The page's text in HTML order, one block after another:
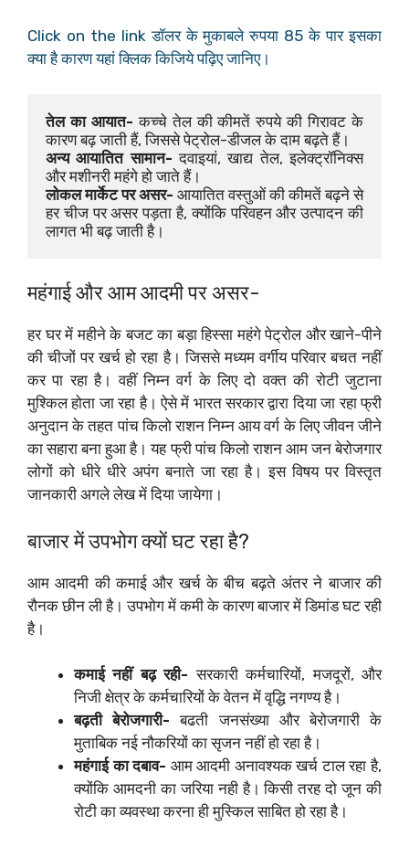
Click on the link डाॅलर के मुकाबले रुपया 85 के पार इसका
क्या है कारण यहां क्लिक किजिये पढ़िए जानिए।
तेल का आयात- कच्चे तेल की कीमतें रुपये की गिरावट के
कारण बढ़ जाती हैं, जिससे पेट्रोल-डीजल के दाम बढ़ते हैं।
अन्य आयातित सामान- दवाइयां, खाद्य तेल, इलेक्ट्रॉनिक्स
और मशीनरी महंगे हो जाते हैं।
लोकल मार्केट पर असर- आयातित वस्तुओं की कीमतें बढ़ने से
हर चीज पर असर पड़ता है, क्योंकि परिवहन और उत्पादन की
लागत भी बढ़ जाती है।
महंगाई और आम आदमी पर असर-
हर घर में महीने के बजट का बड़ा हिस्सा महंगे पेट्रोल और खाने-पीने
की चीजों पर खर्च हो रहा है। जिससे मध्यम वर्गीय परिवार बचत नहीं
कर पा रहा है। वहीं निम्न वर्ग के लिए दो वक्त की रोटी जुटाना
मुश्किल होता जा रहा है। ऐसे में भारत सरकार द्वारा दिया जा रहा फ्री
अनुदान के तहत पांच किलो राशन निम्न आय वर्ग के लिए जीवन जीने
का सहारा बना हुआ है। यह फ्री पांच किलो राशन आम जन बेरोजगार
लोगों को धीरे धीरे अपंग बनाते जा रहा है। इस विषय पर विस्तृत
जानकारी अगले लेख में दिया जायेगा।
बाजार में उपभोग क्यों घट रहा है?
आम आदमी की कमाई और खर्च के बीच बढ़ते अंतर ने बाजार की
रौनक छीन ली है। उपभोग में कमी के कारण बाजार में डिमांड घट रही
है।
कमाई नहीं बढ़ रही- सरकारी कर्मचारियों, मजदूरों, और
निजी क्षेत्र के कर्मचारियों के वेतन में वृद्धि नगण्य है।
बढ़ती बेरोजगारी- बढती जनसंख्या और बेरोजगारी के
मुताबिक नई नौकरियों का सृजन नहीं हो रहा है।
महंगाई का दबाव- आम आदमी अनावश्यक खर्च टाल रहा है,
क्योंकि आमदनी का जरिया नही है। किसी तरह दो जून की
रोटी का व्यवस्था करना ही मुस्किल साबित हो रहा है।